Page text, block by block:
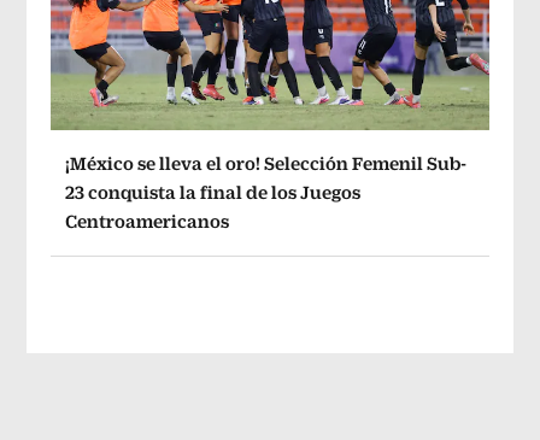
¡México se lleva el oro! Selección Femenil Sub-
23 conquista la final de los Juegos
Centroamericanos